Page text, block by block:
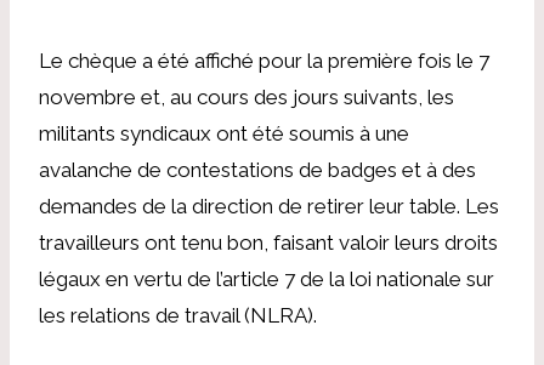
Le chèque a été affiché pour la première fois le 7
novembre et, au cours des jours suivants, les
militants syndicaux ont été soumis à une
avalanche de contestations de badges et à des
demandes de la direction de retirer leur table. Les
travailleurs ont tenu bon, faisant valoir leurs droits
légaux en vertu de l’article 7 de la loi nationale sur
les relations de travail (NLRA).